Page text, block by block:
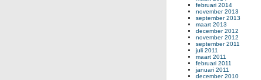
februari 2014
november 2013
september 2013
maart 2013
december 2012
november 2012
september 2011
juli 2011
maart 2011
februari 2011
januari 2011
december 2010